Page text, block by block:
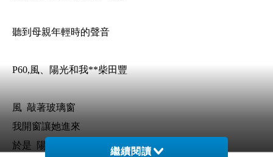
聽到母親年輕時的聲音
P60,風、陽光和我**柴田豐
風 敲著玻璃窗
我開窗讓她進來
於是
陽光也跟著進來
繼續閱讀